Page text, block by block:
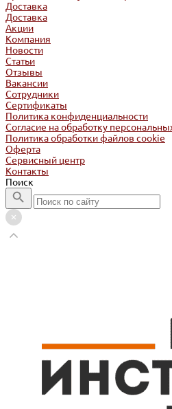
Доставка
Доставка
Акции
Компания
Новости
Статьи
Отзывы
Вакансии
Сотрудники
Сертификаты
Политика конфиденциальности
Согласие на обработку
Политика обработки файлов cookie
Оферта
Сервисный центр
Контакты
Поиск